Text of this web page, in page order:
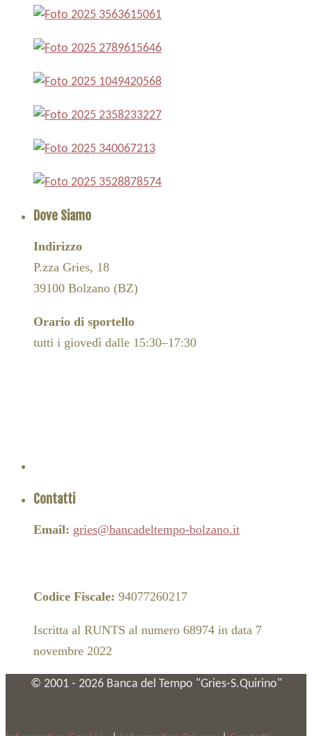
Dove Siamo
Indirizzo
P.zza Gries, 18
39100 Bolzano (BZ)
Orario di sportello
tutti i giovedì dalle 15:30–17:30
Contatti
Email: gries@bancadeltempo-bolzano.it
Codice Fiscale: 94077260217
Iscritta al RUNTS al numero 68974 in data 7
novembre 2022
© 2001 - 2026Banca del Tempo "Gries-S.Quirino"